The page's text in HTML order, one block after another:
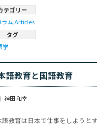
語学です。一緒に料理をしなが
を教えてもら･･･
テゴリー
ラム Articles
タグ
学
語教育と国語教育
神田 和幸
語教育は日本で仕事をしようと